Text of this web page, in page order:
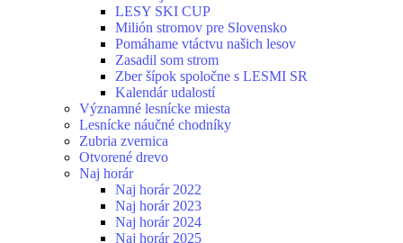
LESY SKI CUP
Milión stromov pre Slovensko
Pomáhame vtáctvu našich lesov
Zasadil som strom
Zber šípok spoločne s LESMI SR
Kalendár udalostí
Významné lesnícke miesta
Lesnícke náučné chodníky
Zubria zvernica
Otvorené drevo
Naj horár
Naj horár 2022
Naj horár 2023
Naj horár 2024
Naj horár 2025